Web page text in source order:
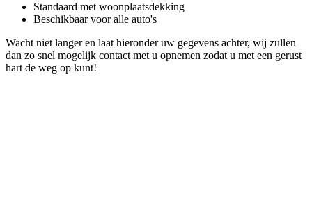
Standaard met woonplaatsdekking
Beschikbaar voor alle auto's
Wacht niet langer en laat hieronder uw gegevens achter, wij zullen
dan zo snel mogelijk contact met u opnemen zodat u met een gerust
hart de weg op kunt!